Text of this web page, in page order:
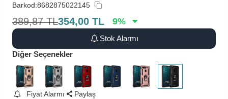
Barkod:8682875022145
389,87 TL354,00 TL 9%
Stok Alarmı
Diğer Seçenekler
Fiyat Alarmı Paylaş